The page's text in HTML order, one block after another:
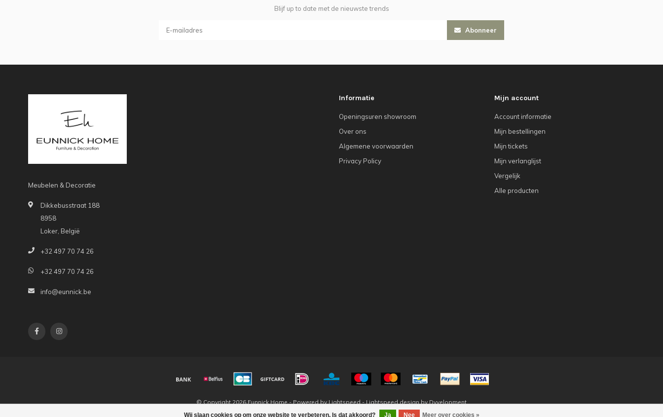
Wij slaan cookies op om onze website te verbeteren. Is dat akkoord? Ja Nee Meer over cookies »
Blijf up to date met de nieuwste trends
Abonneer
Meubelen & Decoratie
Dikkebusstraat 188
8958
Loker, België
+32 497 70 74 26
+32 497 70 74 26
info@eunnick.be
Informatie
Openingsuren showroom
Over ons
Algemene voorwaarden
Privacy Policy
Mijn account
Account informatie
Mijn bestellingen
Mijn tickets
Mijn verlanglijst
Vergelijk
Alle producten
© Copyright 2026 Eunnick Home - Powered by Lightspeed - Lightspeed design by Dyvelopment